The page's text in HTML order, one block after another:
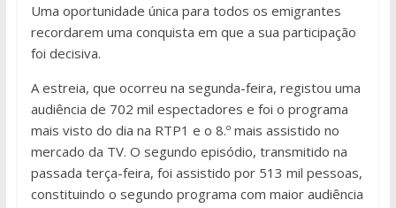
Uma oportunidade única para todos os emigrantes
recordarem uma conquista em que a sua participação
foi decisiva.
A estreia, que ocorreu na segunda-feira, registou uma
audiência de 702 mil espectadores e foi o programa
mais visto do dia na RTP1 e o 8.º mais assistido no
mercado da TV. O segundo episódio, transmitido na
passada terça-feira, foi assistido por 513 mil pessoas,
constituindo o segundo programa com maior audiência